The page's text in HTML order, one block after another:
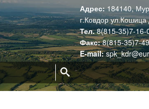
Адрес:184140,
г.Ковдор ул.Кошица
Тел.8(815-35)7-16-
Факс:8(815-35)7-
E-mail:
Поиск: